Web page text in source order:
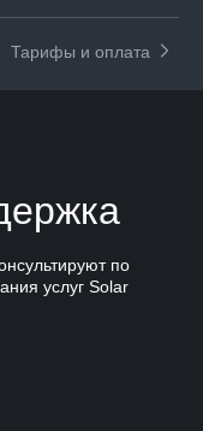
Тарифы и оплата
по
услуг Solar